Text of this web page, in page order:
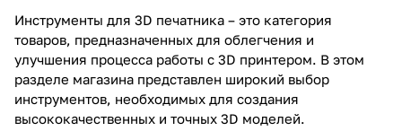
Инструменты для 3D печатника – это категория
товаров, предназначенных для облегчения и
улучшения процесса работы с 3D принтером. В этом
разделе магазина представлен широкий выбор
инструментов, необходимых для создания
высококачественных и точных 3D моделей.